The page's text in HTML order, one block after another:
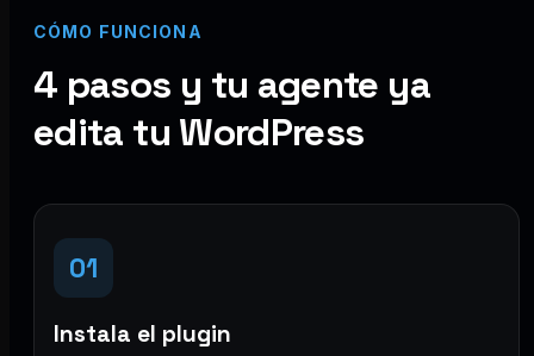
CÓMO FUNCIONA
4 pasos y tu agente ya
edita tu WordPress
01
Instala el plugin